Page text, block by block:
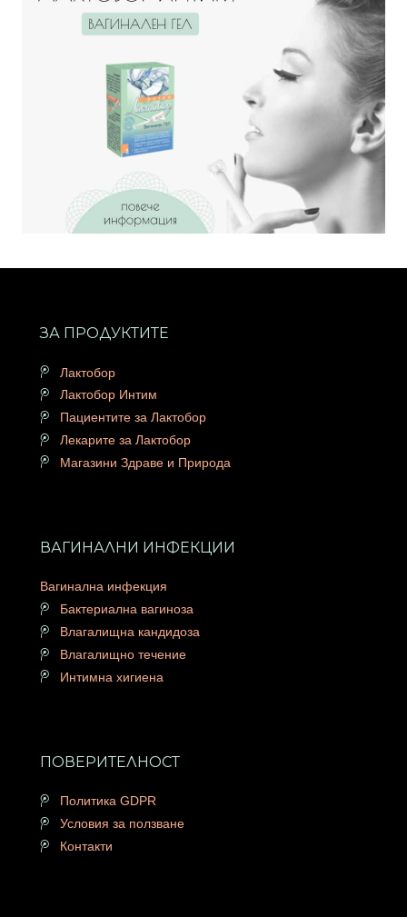
ЗА ПРОДУКТИТЕ
Лактобор
Лактобор Интим
Пациентите за Лактобор
Лекарите за Лактобор
Магазини Здраве и Природа
ВАГИНАЛНИ ИНФЕКЦИИ
Вагинална инфекция
Бактериална вагиноза
Влагалищна кандидоза
Влагалищно течение
Интимна хигиена
ПОВЕРИТЕЛНОСТ
Политика GDPR
Условия за ползване
Контакти